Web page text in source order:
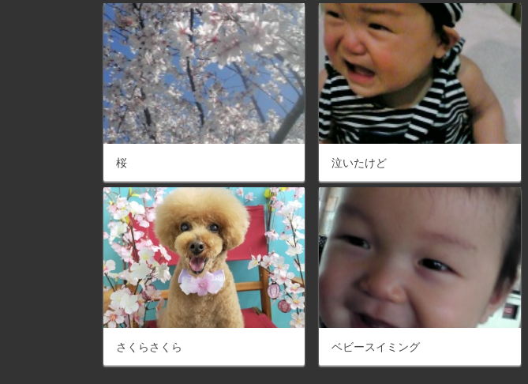
桜 泣いたけど
さくらさくら ベビースイミング